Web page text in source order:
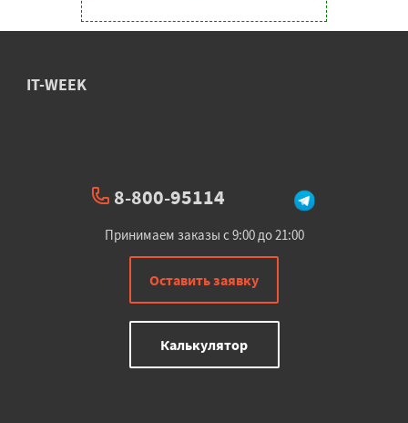
IT-WEEK
8-800-95114
Принимаем заказы с 9:00 до 21:00
Оставить заявку
Калькулятор